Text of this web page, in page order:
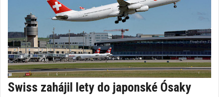
Swiss zahájil lety do japonské Ósaky